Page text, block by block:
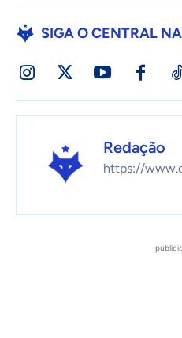
SIGA O CENTRAL
Redação
https://